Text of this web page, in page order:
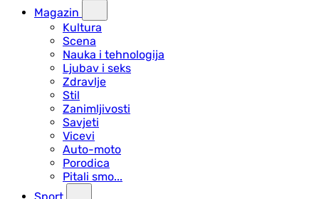
Magazin
Kultura
Scena
Nauka i tehnologija
Ljubav i seks
Zdravlje
Stil
Zanimljivosti
Savjeti
Vicevi
Auto-moto
Porodica
Pitali smo...